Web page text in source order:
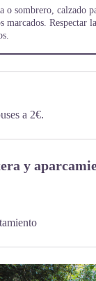
o sombrero, calzado
marcados. Respectar
a 2€.
y